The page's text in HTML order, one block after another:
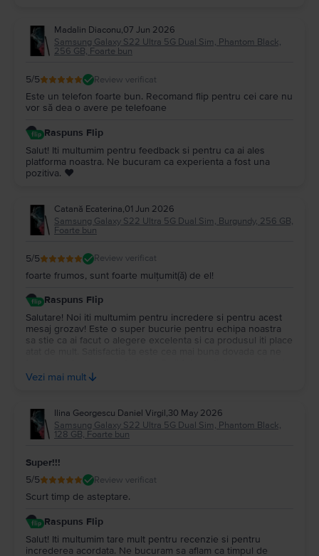
Madalin Diaconu,07 Jun 2026
Samsung Galaxy S22 Ultra 5G Dual Sim, Phantom Black,
256 GB, Foarte bun
5/5 Review verificat
Este un telefon foarte bun. Recomand flip pentru cei care nu
vor să dea o avere pe telefoane
Raspuns Flip
Salut! Iti multumim pentru feedback si pentru ca ai ales
platforma noastra. Ne bucuram ca experienta a fost una
pozitiva. ❤️
Catană Ecaterina,01 Jun 2026
Samsung Galaxy S22 Ultra 5G Dual Sim, Burgundy, 256 GB,
Foarte bun
5/5 Review verificat
foarte frumos, sunt foarte mulțumit(ă) de el!
Raspuns Flip
Salutare! Noi iti multumim pentru incredere si pentru acest
mesaj grozav! Este o super bucurie pentru echipa noastra
sa stie ca ai facut o alegere excelenta si ca produsul iti place
fiecare zi si te mai primim oricand cu bratele deschise pe
Vezi mai mult
Ilina Georgescu Daniel Virgil,30 May 2026
Samsung Galaxy S22 Ultra 5G Dual Sim, Phantom Black,
128 GB, Foarte bun
Super!!!
5/5 Review verificat
Scurt timp de asteptare.
Raspuns Flip
Salut! Iti multumim tare mult pentru recenzie si pentru
increderea acordata. Ne bucuram sa aflam ca timpul de